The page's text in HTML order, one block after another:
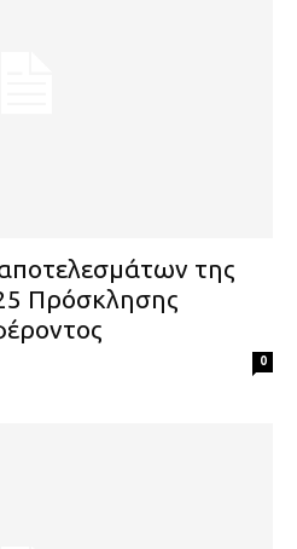
αποτελεσμάτων της
Πρόσκλησης
0